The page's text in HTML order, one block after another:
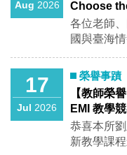
Aug 2026
Choose
各位老師、同學，您
國與臺海情
China's
Reincarnate
間：2026年
政治所演講廳
動亮點： Tibetans and Beijing disagree over
17
Jul 2026
榮譽事蹟
【教師榮
EMI 教學
恭喜本所
新教學課